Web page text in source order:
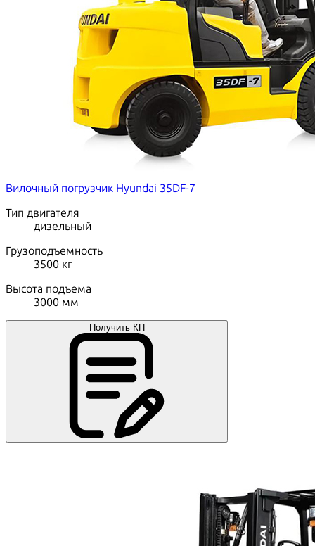
Вилочный погрузчик Hyundai 35DF-7
Тип двигателя
дизельный
Грузоподъемность
3500 кг
Высота подъема
3000 мм
Получить КП